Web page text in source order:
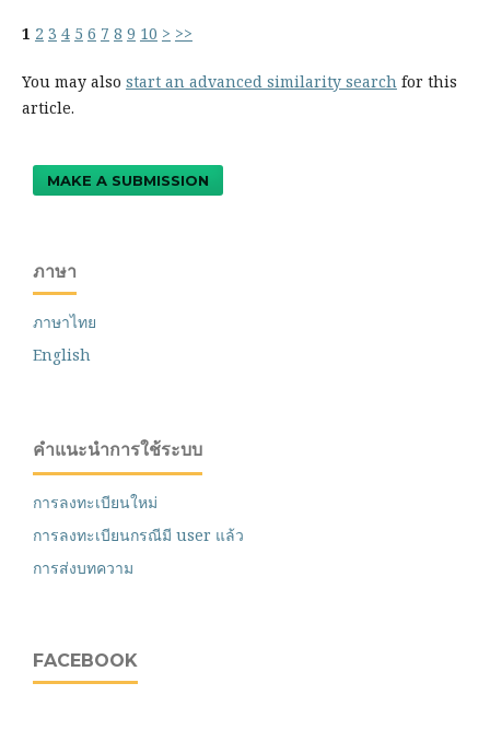
1 2 3 4 5 6 7 8 9 10 > >>
You may also start an advanced similarity searchfor this
article.
MAKE A SUBMISSION
ภาษา
ภาษาไทย
English
คำแนะนำการใช้ระบบ
การลงทะเบียนใหม่
การลงทะเบียนกรณีมี user แล้ว
การส่งบทความ
FACEBOOK